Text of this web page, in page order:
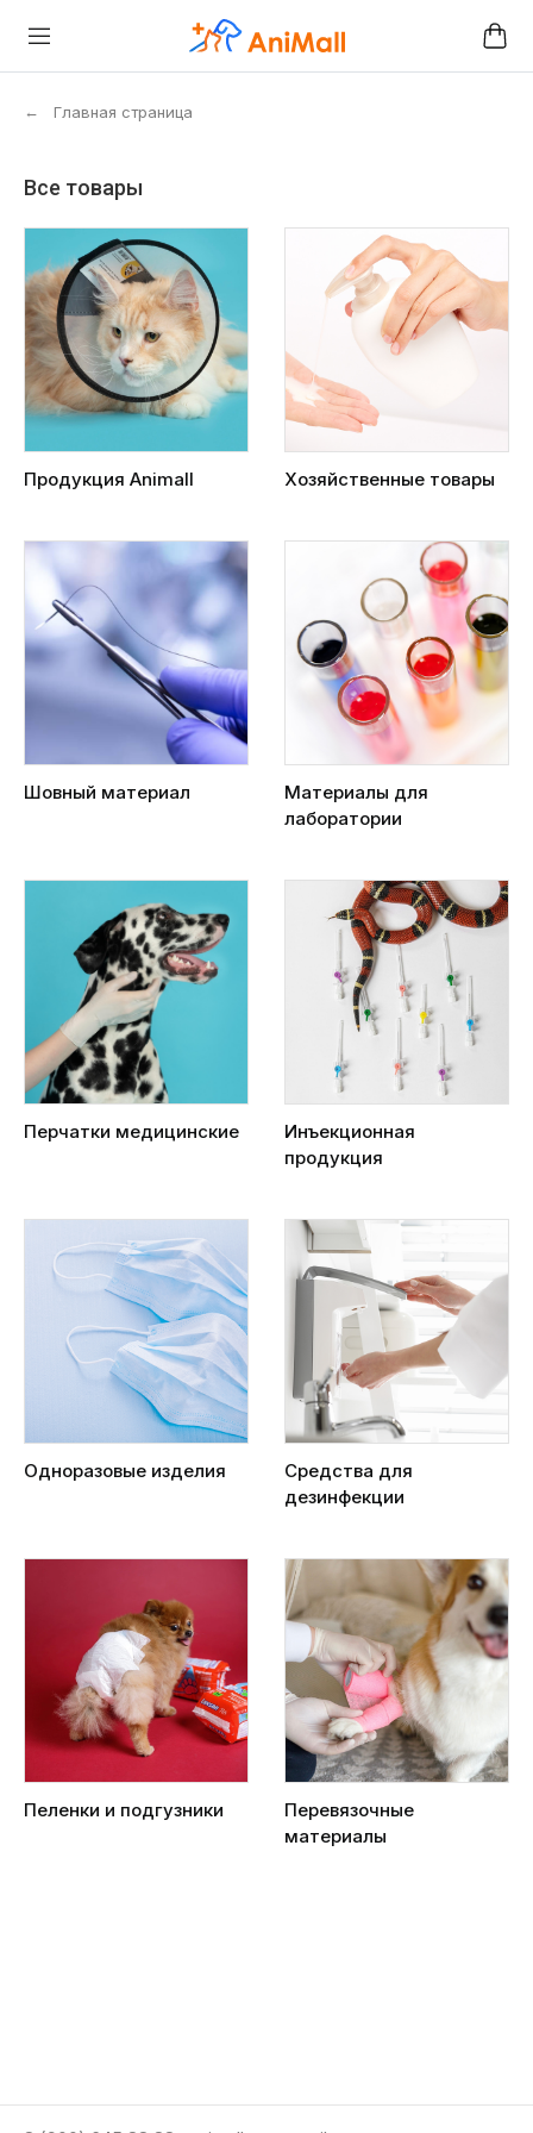
← Главная страница
Все товары
Продукция Animall Хозяйственные товары
Шовный материал
Материалы для
лаборатории
Перчатки медицинские
Инъекционная
продукция
Одноразовые изделия
Средства для
дезинфекции
Пеленки и подгузники
Перевязочные
материалы